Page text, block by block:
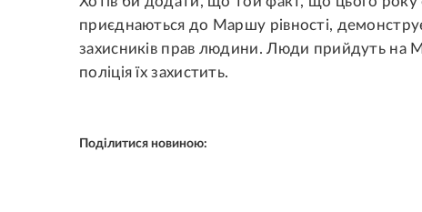
приєднаються до Маршу рівності,
захисників прав людини. Люди прийдуть на
поліція їх захистить.
Поділитися новиною: